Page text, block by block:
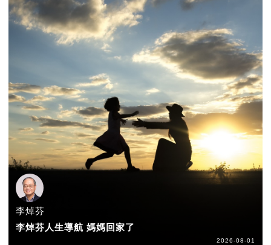
李焯芬
李焯芬人生導航 媽媽回家了
2026-08-01